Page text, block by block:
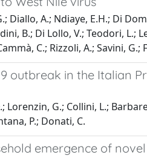
A.; Ndiaye, E.H.; Di
B.; Di Lollo, V.; Teodori, L.;
C.; Rizzoli, A.; Savini, G.;
outbreak in the Italian
G.; Collini, L.;
P.; Donati, C.
emergence of